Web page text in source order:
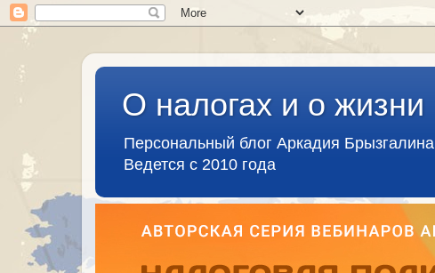
О налогах и о жизни
Персональный блог Аркадия Брызгалина
Ведется с 2010 года